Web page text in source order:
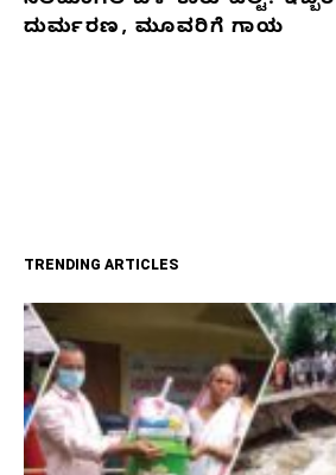
ದುರ್ಮರಣ, ಮೂವರಿಗೆ ಗಾಯ
TRENDING ARTICLES